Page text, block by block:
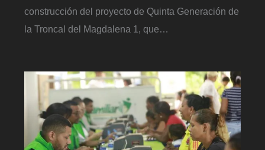
construcción del proyecto de Quinta Generación de
la Troncal del Magdalena 1, que…